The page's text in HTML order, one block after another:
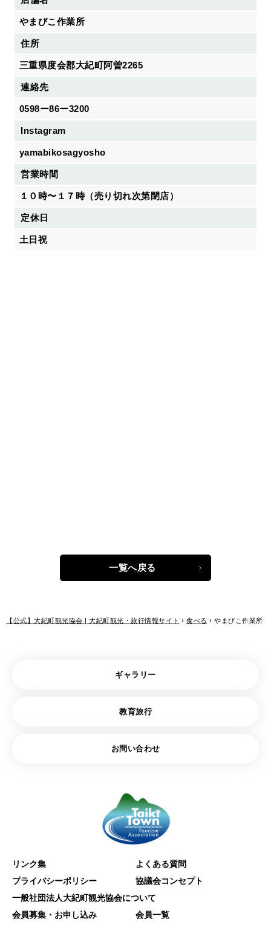
やまびこ作業所
住所
三重県度会郡大紀町阿曽2265
連絡先
0598ー86ー3200
Instagram
yamabikosagyosho
営業時間
１０時〜１７時（売り切れ次第閉店）
定休日
土日祝
一覧へ戻る
【公式】大紀町観光協会 | 大紀町観光・旅行情報サイト › 食べる › やまびこ作業所
ギャラリー
教育旅行
お問い合わせ
リンク集
よくある質問
プライバシーポリシー
協議会コンセプト
一般社団法人大紀町観光協会について
会員募集・お申し込み
会員一覧